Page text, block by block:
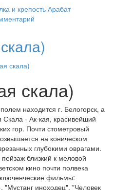
и крепость Арабат
скала)
находится г. Белогорск, а
Скала - Ак-кая, красивейший
гор. Почти стометровый
на коническом
глубокими оврагами.
близкий к меловой
кино почти полвека
фильмы:
"Мустанг иноходец", "Человек